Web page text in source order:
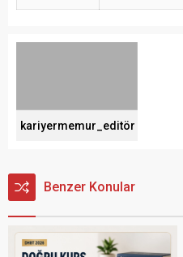
kariyermemur_editör
Benzer Konular